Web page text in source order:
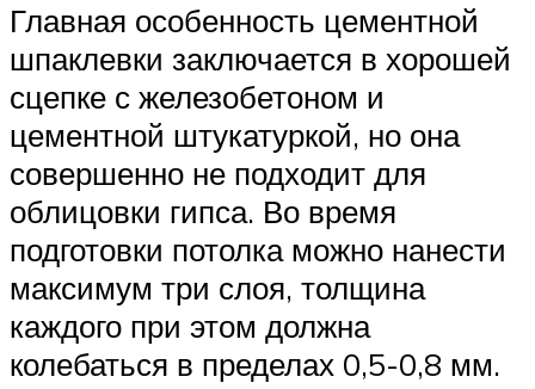
Главная особенность цементной
шпаклевки заключается в хорошей
сцепке с железобетоном и
цементной штукатуркой, но она
совершенно не подходит для
облицовки гипса. Во время
подготовки потолка можно нанести
максимум три слоя, толщина
каждого при этом должна
колебаться в пределах 0,5-0,8 мм.